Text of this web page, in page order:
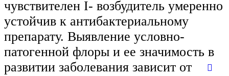
чувствителен I- возбудитель умеренно
устойчив к антибактериальному
препарату. Выявление условно-
патогенной флоры и ее значимость в
развитии заболевания зависит от